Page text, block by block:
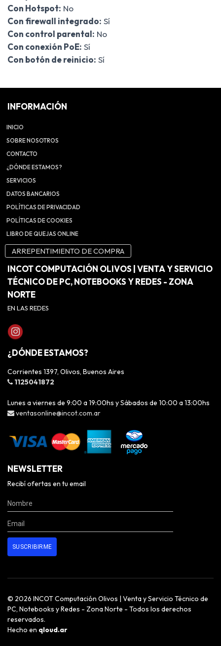
Con Hotspot: No
Con firewall integrado: Sí
Con control parental: No
Con conexión PoE: Sí
Con botón de reinicio: Sí
INFORMACIÓN
INICIO
SOBRE NOSOTROS
CONTACTO
¿DÓNDE ESTAMOS?
SERVICIOS
DATOS BANCARIOS
POLÍTICAS DE PRIVACIDAD
POLÍTICAS DE COOKIES
LIBRO DE QUEJAS ONLINE
ARREPENTIMIENTO DE COMPRA
INCOT COMPUTACIÓN OLIVOS | VENTA Y SERVICIO
TÉCNICO DE PC, NOTEBOOKS Y REDES - ZONA
NORTE
EN LAS REDES
¿DÓNDE ESTAMOS?
Corrientes 1397, Olivos, Buenos Aires
1125041872
Lunes a viernes de 9:00 a 19:00hs y Sábados de 10:00 a 13:00hs
ventasonline@incot.com.ar
NEWSLETTER
Recibí ofertas en tu email
© 2026 INCOT Computación Olivos | Venta y Servicio Técnico de
PC, Notebooks y Redes - Zona Norte - Todos los derechos
reservados.
Hecho en qloud.ar